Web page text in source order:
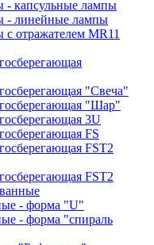
- капсульные лампы
- линейные лампы
отражателем MR11
"Свеча"
"Шар"
3U
FS
FST2
FSТ2
- форма "U"
- форма "спираль